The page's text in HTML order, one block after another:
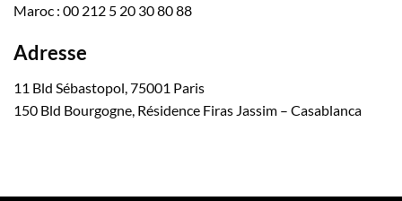
Maroc : 00 212 5 20 30 80 88
Adresse
11 Bld Sébastopol, 75001 Paris
150 Bld Bourgogne, Résidence Firas Jassim – Casablanca